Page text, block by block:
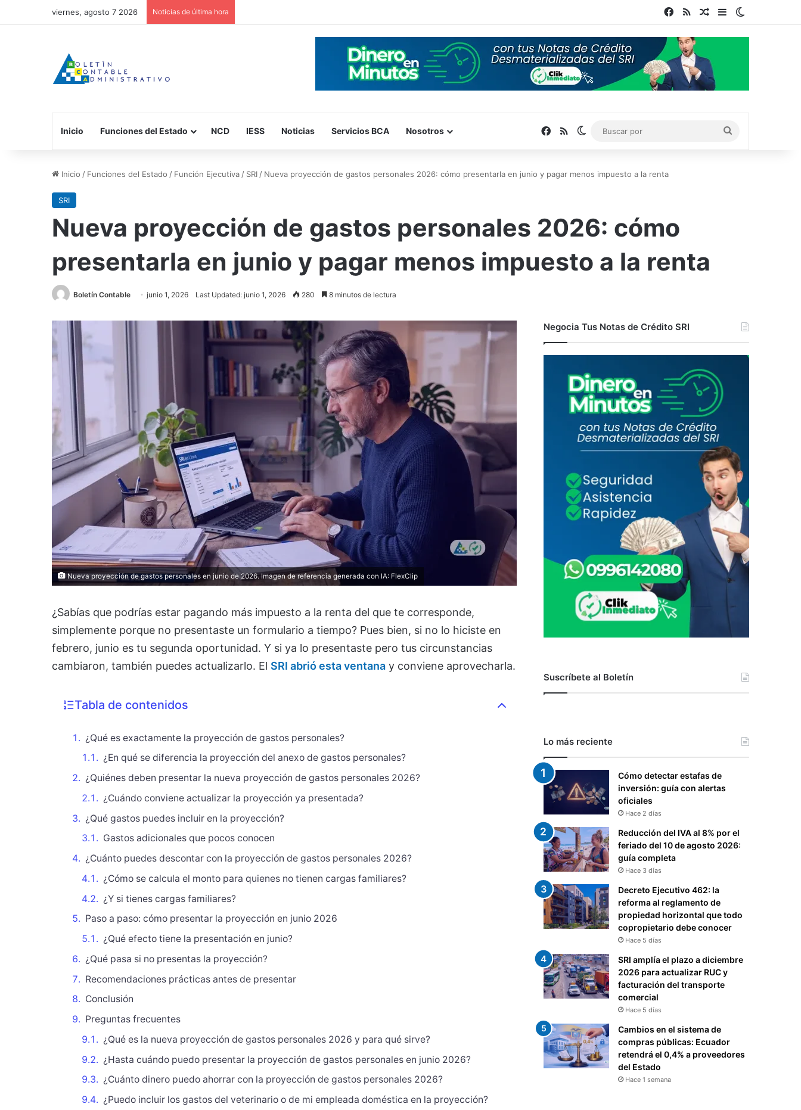
viernes, agosto 7 2026 Noticias de última hora Facebook
RSSPublicación al azar
Barra lateral
Inicio Funciones del Estado NCD IESS Noticias Servicios BCA Nosotros Facebook
RSS Switch skin
por
Inicio / Funciones del Estado / Función Ejecutiva / SRI / Nueva proyección de gastos personales 2026: cómo presentarla en junio y pagar menos impuesto a la renta
SRI
Nueva proyección de gastos personales 2026: cómo
presentarla en junio y pagar menos impuesto a la renta
Boletín Contable junio 1, 2026 Last Updated: junio 1, 2026 280 8 minutos de lectura
Nueva proyección de gastos personales en junio de 2026. Imagen de referencia generada con IA: FlexClip
¿Sabías que podrías estar pagando más impuesto a la renta del que te corresponde,
simplemente porque no presentaste un formulario a tiempo? Pues bien, si no lo hiciste en
febrero, junio es tu segunda oportunidad. Y si ya lo presentaste pero tus circunstancias
cambiaron, también puedes actualizarlo. El SRI abrió esta ventana y conviene aprovecharla.
Tabla de contenidos
¿Qué es exactamente la proyección de gastos personales?
¿En qué se diferencia la proyección del anexo de gastos personales?
¿Quiénes deben presentar la nueva proyección de gastos personales 2026?
¿Cuándo conviene actualizar la proyección ya presentada?
¿Qué gastos puedes incluir en la proyección?
Gastos adicionales que pocos conocen
¿Cuánto puedes descontar con la proyección de gastos personales 2026?
¿Cómo se calcula el monto para quienes no tienen cargas familiares?
¿Y si tienes cargas familiares?
Paso a paso: cómo presentar la proyección en junio 2026
¿Qué efecto tiene la presentación en junio?
¿Qué pasa si no presentas la proyección?
Recomendaciones prácticas antes de presentar
Conclusión
Preguntas frecuentes
¿Qué es la nueva proyección de gastos personales 2026 y para qué sirve?
¿Hasta cuándo puedo presentar la proyección de gastos personales en junio 2026?
¿Cuánto dinero puedo ahorrar con la proyección de gastos personales 2026?
¿Puedo incluir los gastos del veterinario o de mi empleada doméstica en la proyección?
Negocia Tus Notas de Crédito SRI
Suscríbete al Boletín
Lo más reciente
Cómo detectar estafas de
inversión: guía con alertas
oficiales
Hace 2 días
Reducción del IVA al 8% por el
feriado del 10 de agosto 2026:
guía completa
Hace 3 días
Decreto Ejecutivo 462: la
reforma al reglamento de
propiedad horizontal que todo
copropietario debe conocer
Hace 5 días
SRI amplía el plazo a diciembre
2026 para actualizar RUC y
facturación del transporte
comercial
Hace 5 días
Cambios en el sistema de
compras públicas: Ecuador
retendrá el 0,4% a proveedores
del Estado
Hace 1 semana